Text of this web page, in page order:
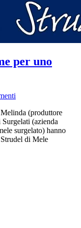
per uno
(produttore
(azienda
surgelato) hanno
di Mele